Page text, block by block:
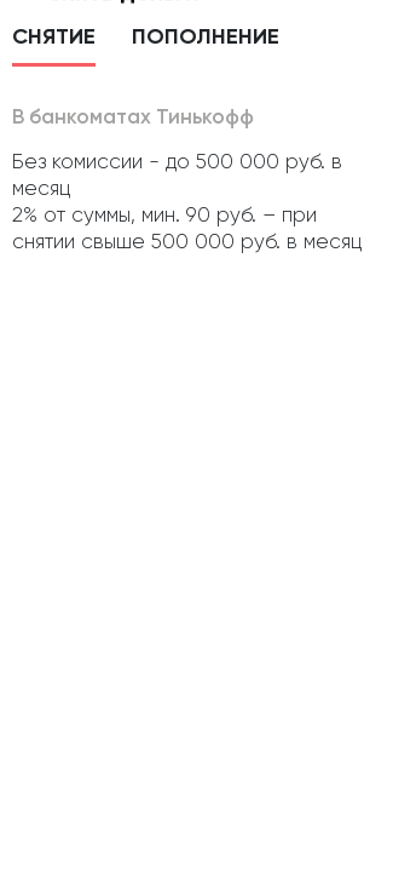
СНЯТИЕ ПОПОЛНЕНИЕ
В банкоматах Тинькофф
Без комиссии - до 500 000 руб. в
месяц
2% от суммы, мин. 90 руб. – при
снятии свыше 500 000 руб. в месяц